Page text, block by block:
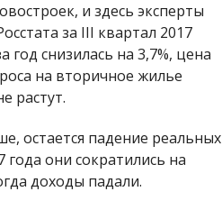
и здесь эксперты
за III квартал 2017
снизилась на 3,7%, цена
на вторичное жилье
растут.
остается падение реальных
года они сократились на
доходы падали.